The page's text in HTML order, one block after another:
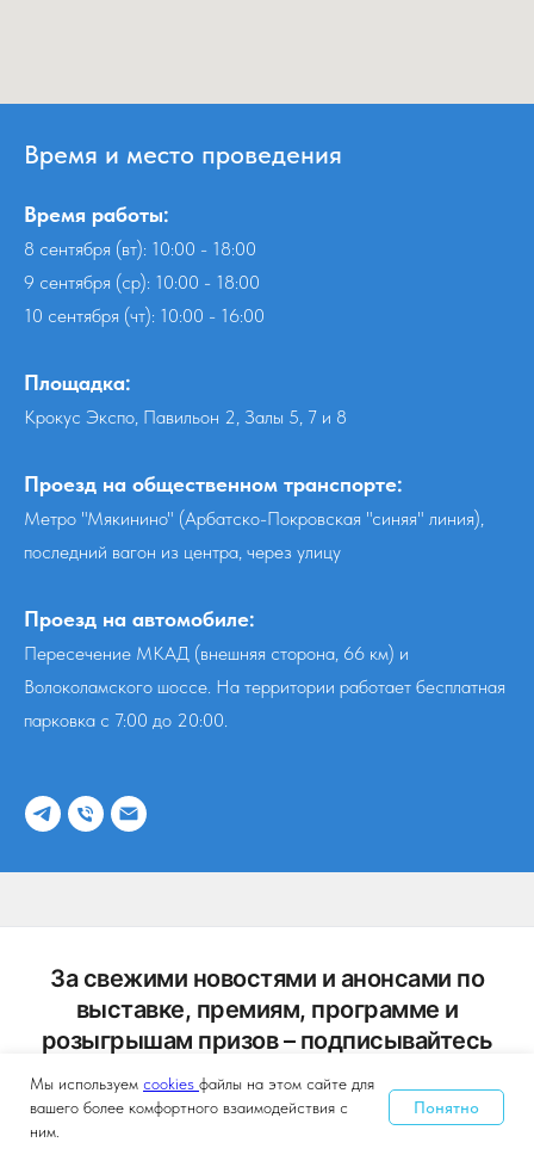
Время и место проведения
Время работы:
8 сентября (вт): 10:00 - 18:00
9 сентября (ср): 10:00 - 18:00
10 сентября (чт): 10:00 - 16:00
Площадка:
Крокус Экспо, Павильон 2, Залы 5, 7 и 8
Проезд на общественном транспорте:
Метро "Мякинино" (Арбатско-Покровская "синяя" линия),
последний вагон из центра, через улицу
Проезд на автомобиле:
Пересечение МКАД (внешняя сторона, 66 км) и
Волоколамского шоссе. На территории работает бесплатная
парковка c 7:00 до 20:00.
За свежими новостями и анонсами по
выставке, премиям, программе и
розыгрышам призов – подписывайтесь
на наши каналы!
Отсканируйте QR-код в приложении вашего
Мы используем cookies файлы на этом сайте для
вашего более комфортного взаимодействия с
ним.
Понятно